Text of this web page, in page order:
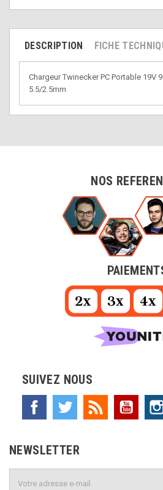
DESCRIPTION FICHE
Chargeur Twinecker PC Portable 19V
5.5/2.5mm
NOS
SUIVEZ NOUS
Facebook Twitter Rss
NEWSLETTER